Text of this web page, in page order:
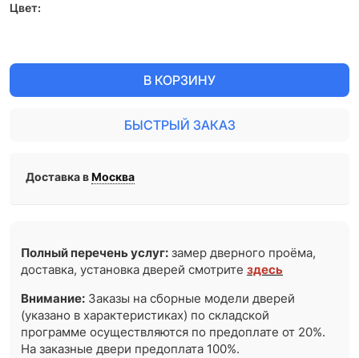
Цвет:
В КОРЗИНУ
БЫСТРЫЙ ЗАКАЗ
Доставка вМосква
Полный перечень услуг: замер дверного проёма,
доставка, установка дверей смотритездесь
Внимание: Заказы на сборные модели дверей
(указано в характеристиках) по складской
программе осуществляются по предоплате от 20%.
На заказные двери предоплата 100%.